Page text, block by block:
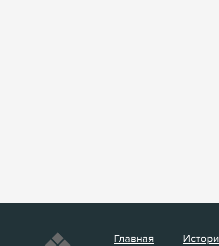
Главная